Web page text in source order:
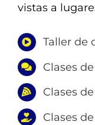
vistas a
Taller de
Clases
Clases
Clases